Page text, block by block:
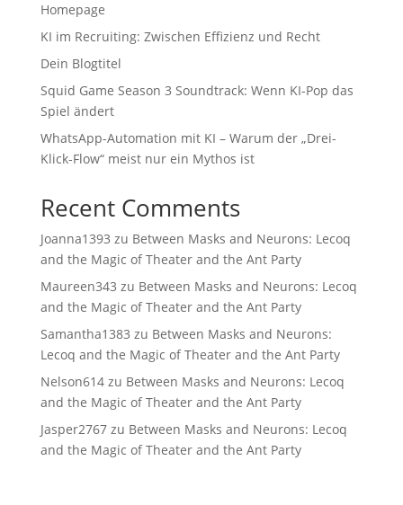
Homepage
KI im Recruiting: Zwischen Effizienz und Recht
Dein Blogtitel
Squid Game Season 3 Soundtrack: Wenn KI-Pop das
Spiel ändert
WhatsApp-Automation mit KI – Warum der „Drei-
Klick-Flow“ meist nur ein Mythos ist
Recent Comments
Joanna1393 zu Between Masks and Neurons: Lecoq
and the Magic of Theater and the Ant Party
Maureen343 zu Between Masks and Neurons: Lecoq
and the Magic of Theater and the Ant Party
Samantha1383 zu Between Masks and Neurons:
Lecoq and the Magic of Theater and the Ant Party
Nelson614zu Between Masks and Neurons: Lecoq
and the Magic of Theater and the Ant Party
Jasper2767zu Between Masks and Neurons: Lecoq
and the Magic of Theater and the Ant Party